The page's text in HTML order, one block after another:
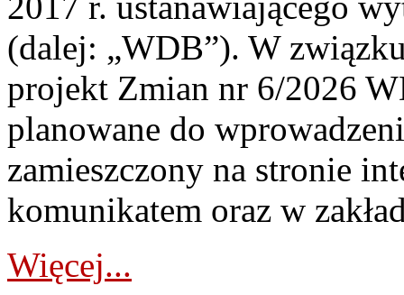
(dalej: „WDB”). W
projekt Zmian nr 6/2026
planowane do
zamieszczony na stronie
komunikatem oraz w
Więcej...